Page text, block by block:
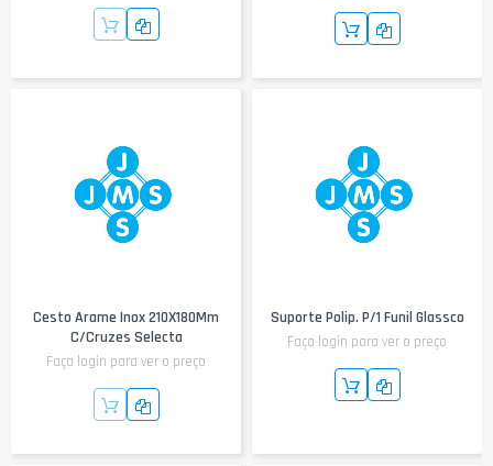
Cesto Arame Inox 210X180Mm
C/Cruzes Selecta
Faça login para ver o preço
Suporte Polip. P/1 Funil Glassco
Faça login para ver o preço